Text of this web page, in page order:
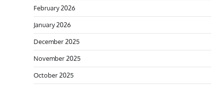
February 2026
January 2026
December 2025
November 2025
October 2025